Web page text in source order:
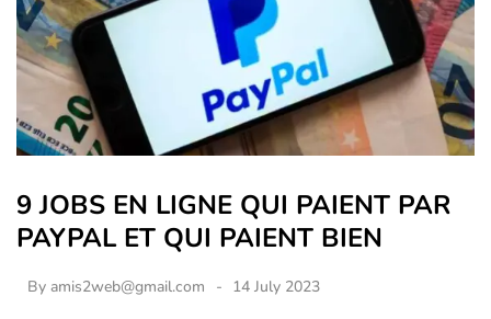
9 JOBS EN LIGNE QUI PAIENT PAR
PAYPAL ET QUI PAIENT BIEN
By amis2web@gmail.com 14 July 2023